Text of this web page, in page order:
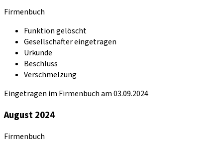
Firmenbuch
Funktion gelöscht
Gesellschafter eingetragen
Urkunde
Beschluss
Verschmelzung
Eingetragen im Firmenbuch am 03.09.2024
August 2024
Firmenbuch